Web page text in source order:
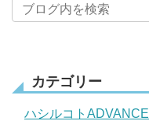
カテゴリー
ハシルコトADVANCE